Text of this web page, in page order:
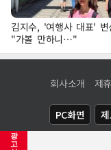
광
고
김지수, '여행사 대표'
"가볼 만하니…"
회사소개 제
PC화면